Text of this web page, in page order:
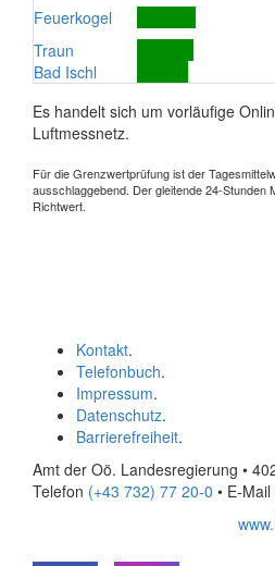
Feuerkogel
Traun
Bad Ischl
Es handelt sich um vorläufige
Luftmessnetz.
Für die Grenzwertprüfung ist der
ausschlaggebend. Der gleitende 24-Stunden
Richtwert.
Kontakt.
Telefonbuch.
Impressum.
Datenschutz.
Barrierefreiheit.
Amt der Oö. Landesregierung •
Telefon (+43 732) 77 20-0 • E-Mail